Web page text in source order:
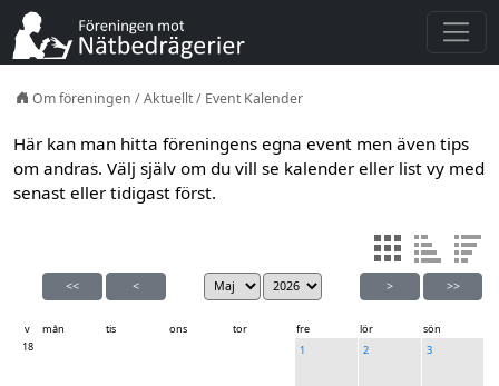
Om föreningen /Aktuellt/ Event Kalender
Här kan man hitta föreningens egna event men även tips
om andras. Välj själv om du vill se kalender eller list vy med
senast eller tidigast först.
<< < > >>
v mån tis ons tor fre lör
sön
18
1 2 3